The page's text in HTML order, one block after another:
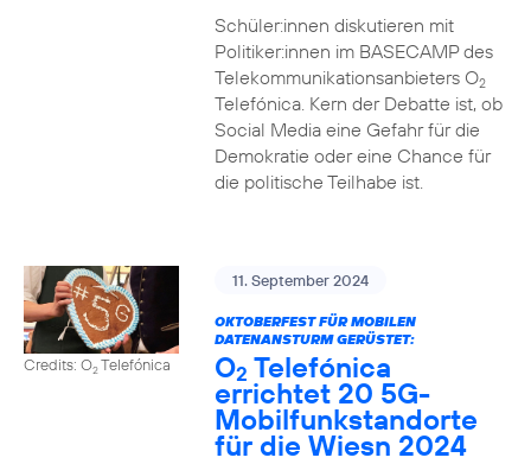
Schüler:innen diskutieren mit
Politiker:innen im BASECAMP des
Telekommunikationsanbieters O2
Telefónica. Kern der Debatte ist, ob
Social Media eine Gefahr für die
Demokratie oder eine Chance für
die politische Teilhabe ist.
Credits: O2Telefónica
11. September 2024
OKTOBERFEST FÜR MOBILEN
DATENANSTURM GERÜSTET:
O2 Telefónica
errichtet 20 5G-
Mobilfunkstandorte
für die Wiesn 2024